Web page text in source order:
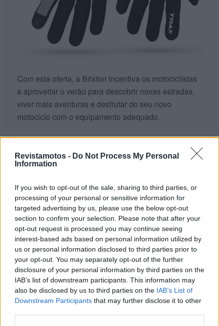
Revistamotos - Do Not Process My Personal
Information
If you wish to opt-out of the sale, sharing to third parties, or
processing of your personal or sensitive information for
targeted advertising by us, please use the below opt-out
section to confirm your selection. Please note that after your
opt-out request is processed you may continue seeing
interest-based ads based on personal information utilized by
us or personal information disclosed to third parties prior to
your opt-out. You may separately opt-out of the further
disclosure of your personal information by third parties on the
IAB’s list of downstream participants. This information may
also be disclosed by us to third parties on the IAB’s List of
Downstream Participants that may further disclose it to other
Com esta oferta, a Brixton incentiva os motociclistas
a aproveitar o verão para descobrir novas estradas,
viver mais aventuras e desfrutar do seu novo
motociclo com o equipamento adequado.
TRAXMOTO chega
oficialmente a Portugal
Além disso, esta campanha assinala o início da
representação oficial daTRAXMOTOpela Motoxpert
em Portugal. Assim, a empresa reforça a sua
presença no mercado de equipamentos e
acessórios, ampliando a oferta disponível para os
motociclistas nacionais.
Uma iniciativa pensada para
quem quer andar mais